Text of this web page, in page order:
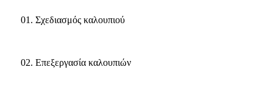
01. Σχεδιασμός καλουπιού
02. Επεξεργασία καλουπιών